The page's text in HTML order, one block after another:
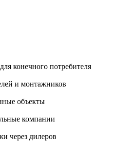
конечного потребителя
и монтажников
объекты
компании
через дилеров